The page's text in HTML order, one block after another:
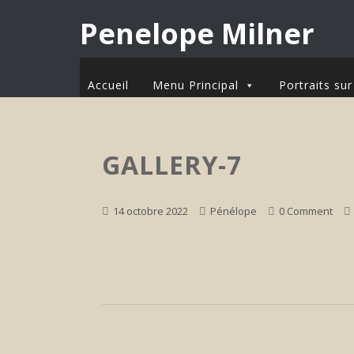
Penelope Milner
Accueil Menu Principal Portraits
GALLERY-7
14 octobre 2022 Pénélope 0 Comment